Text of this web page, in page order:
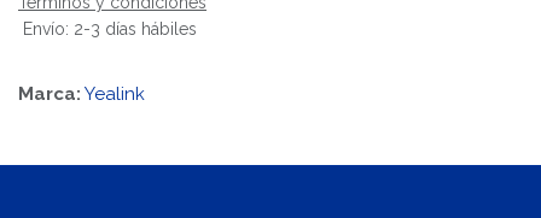
Envío: 2-3 días hábiles
Marca: Yealink